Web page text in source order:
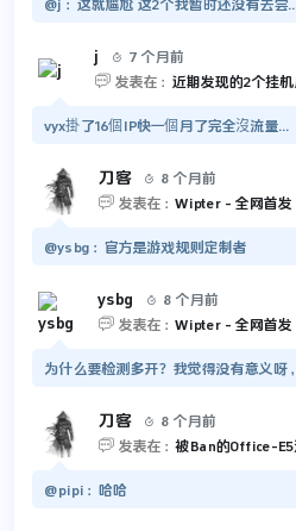
@j：这就尴尬 这2个我暂时还没有去尝
j 
7 个月前
 发表在： 近期发现的2个挂机应
vyx掛了16個IP快一個月了完全沒流量...
刀客 
8 个月前
 发表在： Wipter - 全网首发
@ysbg：官方是游戏规则定制者
ysbg 
8 个月前
 发表在： Wipter - 全网首发
为什么要检测多开？我觉得没有意义呀
刀客 
8 个月前
 发表在： 被Ban的Office-E5迎来救赎
@pipi：哈哈